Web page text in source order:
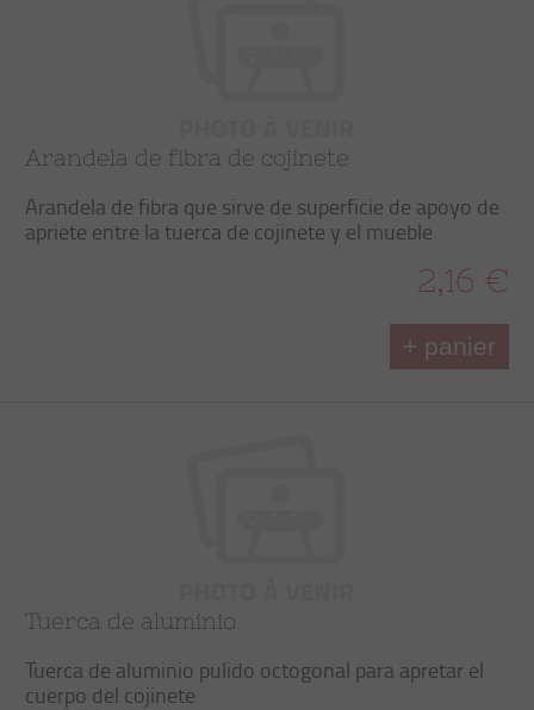
Arandela de fibra de cojinete
Arandela de fibra que sirve de superficie de apoyo de
apriete entre la tuerca de cojinete y el mueble
2,16 €
+ panier
Tuerca de aluminio
Tuerca de aluminio pulido octogonal para apretar el
cuerpo del cojinete